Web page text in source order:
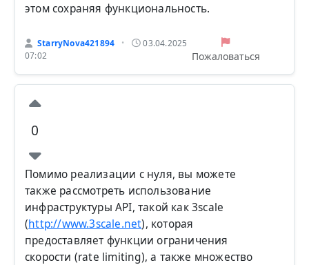
этом сохраняя функциональность.
StarryNova421894 •
03.04.2025
07:02
Пожаловаться
0
Помимо реализации с нуля, вы можете
также рассмотреть использование
инфраструктуры API, такой как 3scale
(http://www.3scale.net), которая
предоставляет функции ограничения
скорости (rate limiting), а также множество